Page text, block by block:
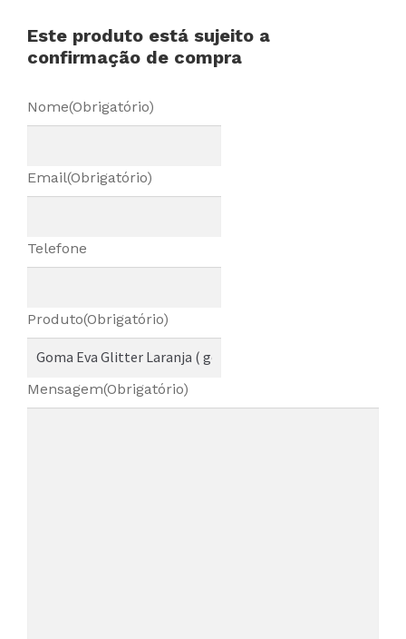
Este produto está sujeito a
confirmação de compra
Nome(Obrigatório)
Email(Obrigatório)
Telefone
Produto(Obrigatório)
Mensagem(Obrigatório)